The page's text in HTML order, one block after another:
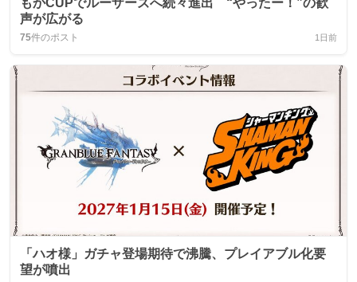
もかCUPでルーザーズへ続々進出 “やったー！”の歓
声が広がる
75件のポスト 1日前
「ハオ様」ガチャ登場期待で沸騰、プレイアブル化要
望が噴出